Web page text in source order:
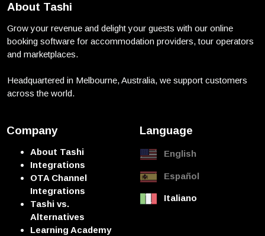
About Tashi
Grow your revenue and delight your guests with our online
booking software for accommodation providers, tour operators
and marketplaces.
Headquartered in Melbourne, Australia, we support customers
across the world.
Company
About Tashi
Integrations
OTA Channel
Integrations
Tashi vs.
Alternatives
Learning Academy
Language
English
Español
Italiano